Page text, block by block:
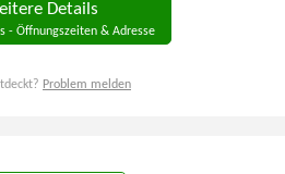
Details
- Öffnungszeiten & Adresse
Problem melden